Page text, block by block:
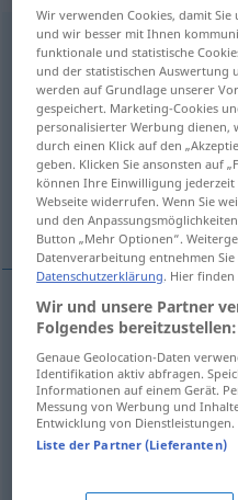
widerwärtigadj
Übersicht aller
(Für mehr Details die
ripugnante
sgradevole
ripugnante widerwärtig
antipatico widerwärtig
Wir verwenden Cookies, damit
und wir besser mit Ihnen
funktionale und statistische
und der statistischen Auswertung
werden auf Grundlage unserer
gespeichert. Marketing-Cookies
personalisierter Werbung dienen,
durch einen Klick auf den
geben. Klicken Sie ansonsten auf
können Ihre Einwilligung
Webseite widerrufen. Wenn Sie
und den
Button „Mehr Optionen“.
Datenverarbeitung entnehmen
Datenschutzerklärung. Hier
Wir und unsere Partner
Folgendes bereitzustellen:
Genaue Geolocation-Daten
Identifikation aktiv abfragen.
Informationen auf einem Gerät.
Messung von Werbung und
Entwicklung von Dienstleistungen.
Liste der Partner (Lieferanten)